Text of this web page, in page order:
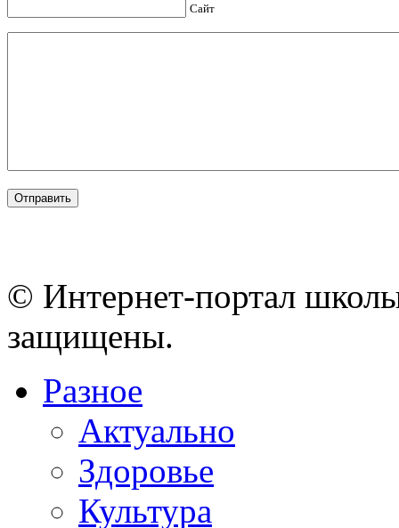
Сайт
© Интернет-портал
защищены.
Разное
Актуально
Здоровье
Культура